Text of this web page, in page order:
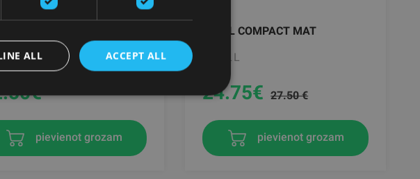
€
pievienot grozam
YBELL COMPACT MAT
YBELL
24.75€ 27.50 €
pievienot grozam
ACCEPT ALL
ALL